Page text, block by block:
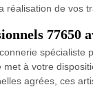
réalisation de vos
77650
spécialiste
à votre
agrées, ces